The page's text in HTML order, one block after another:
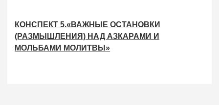
КОНСПЕКТ 5.«ВАЖНЫЕ ОСТАНОВКИ
(РАЗМЫШЛЕНИЯ) НАД АЗКАРАМИ И
МОЛЬБАМИ МОЛИТВЫ»